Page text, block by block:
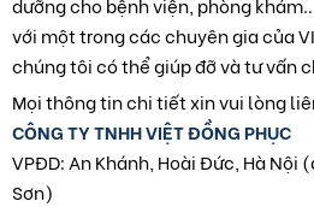
với một trong các chuyên gia của
chúng tôi có thể giúp đỡ và tư vấn
Mọi thông tin chi tiết xin vui lòng
CÔNG TY TNHH VIỆT ĐỒNG PHỤC
VPĐD: An Khánh, Hoài Đức, Hà Nội
Sơn)